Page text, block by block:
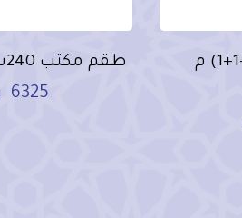
طقم كنب جلد (3+1+1) م
طقم مكتب 240سم م PEGASUS
6325